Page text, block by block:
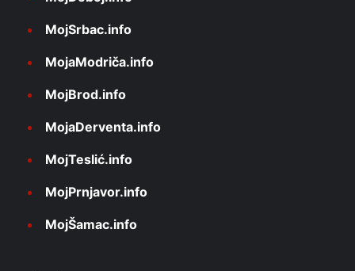
MojSrbac.info
MojaModriča.info
MojBrod.info
MojaDerventa.info
MojTeslić.info
MojPrnjavor.info
MojŠamac.info